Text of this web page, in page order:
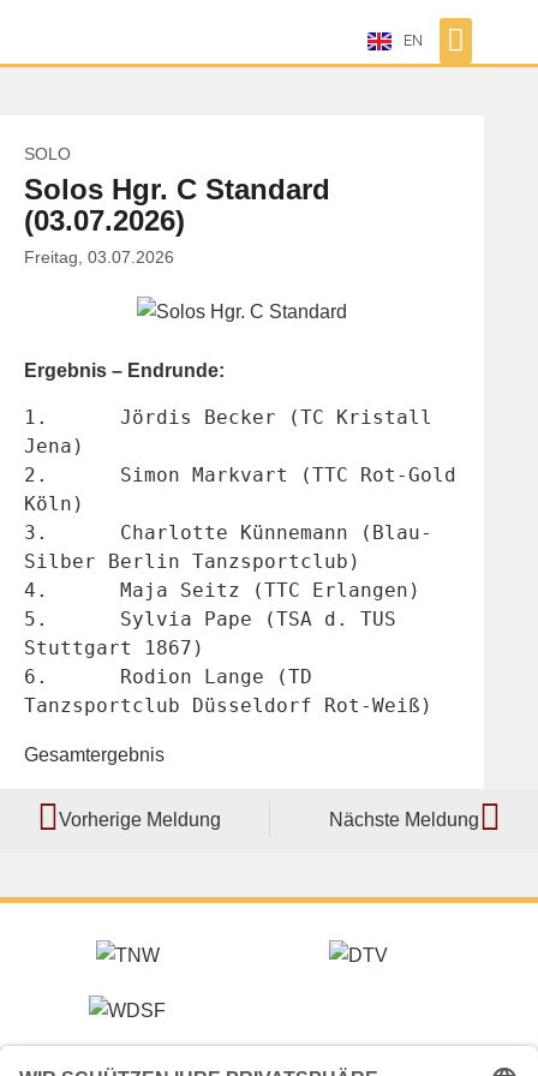
EN
SOLO
Solos Hgr. C Standard
(03.07.2026)
Freitag, 03.07.2026
Ergebnis – Endrunde:
1.	Jördis Becker (TC Kristall
Jena)
2.	Simon Markvart (TTC Rot-Gold
Köln)
3.	Charlotte Künnemann (Blau-
Silber Berlin Tanzsportclub)
4.	Maja Seitz (TTC Erlangen)
5.	Sylvia Pape (TSA d. TUS
Stuttgart 1867)
6.	Rodion Lange (TD
Tanzsportclub Düsseldorf Rot-Weiß)
Gesamtergebnis
Vorherige Meldung Nächste Meldung